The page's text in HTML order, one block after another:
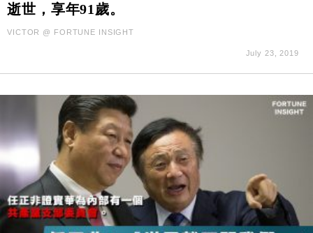
逝世，享年91歲。
VICTOR @ FORTUNE INSIGHT
July 23, 2019